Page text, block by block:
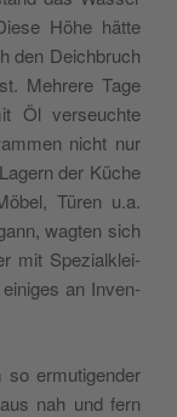
Höhe hätte
den Deich­bruch
Mehrere Tage
Öl verseuchte
nicht nur
der Küche
Türen u.a.
wagten sich
mit Spezialk­lei­
an Inven­
ermuti­gen­der
nah und fern